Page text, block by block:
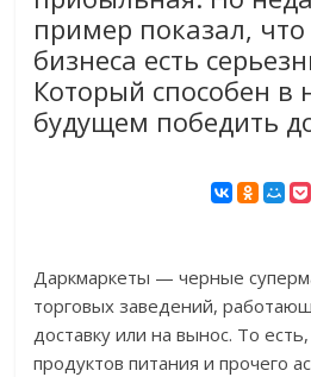
пример показал, что
бизнеса есть
Который способен в
будущем победить
Даркмаркеты — черные
торговых заведений,
доставку или на вынос. То
продуктов питания и прочего